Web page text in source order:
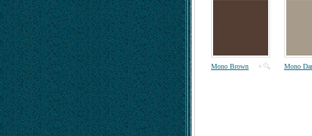
Mono Brown Mono